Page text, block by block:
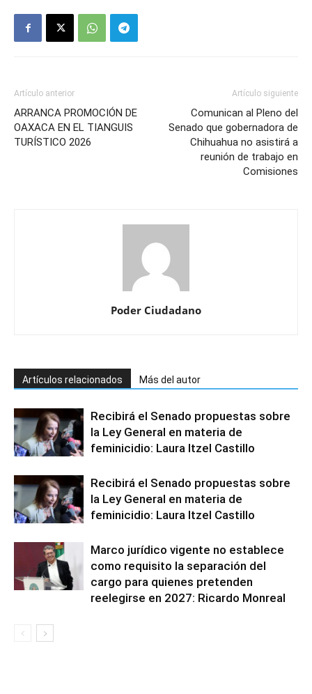
Artículo anterior
ARRANCA PROMOCIÓN DE
OAXACA EN EL TIANGUIS
TURÍSTICO 2026
Artículo siguiente
Comunican al Pleno del
Senado que gobernadora de
Chihuahua no asistirá a
reunión de trabajo en
Comisiones
Poder Ciudadano
Artículos relacionados Más del autor
Recibirá el Senado propuestas sobre
la Ley General en materia de
feminicidio: Laura Itzel Castillo
Recibirá el Senado propuestas sobre
la Ley General en materia de
feminicidio: Laura Itzel Castillo
Marco jurídico vigente no establece
como requisito la separación del
cargo para quienes pretenden
reelegirse en 2027: Ricardo Monreal